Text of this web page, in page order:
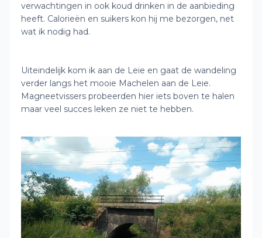
verwachtingen in ook koud drinken in de aanbieding
heeft. Calorieën en suikers kon hij me bezorgen, net
wat ik nodig had.
Uiteindelijk kom ik aan de Leie en gaat de wandeling
verder langs het mooie Machelen aan de Leie.
Magneetvissers probeerden hier iets boven te halen
maar veel succes leken ze niet te hebben.